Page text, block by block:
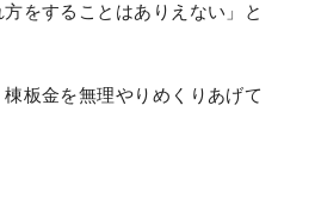
をすることはありえない」と
板金を無理やりめくりあげて